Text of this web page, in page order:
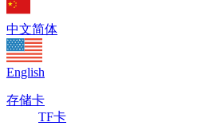
中文简体
English
存储卡
TF卡